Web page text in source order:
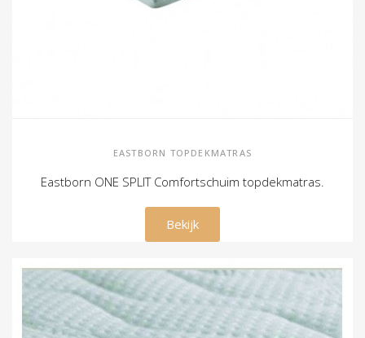
EASTBORN TOPDEKMATRAS
Eastborn ONE SPLIT Comfortschuim topdekmatras.
€ 500,00
Bekijk